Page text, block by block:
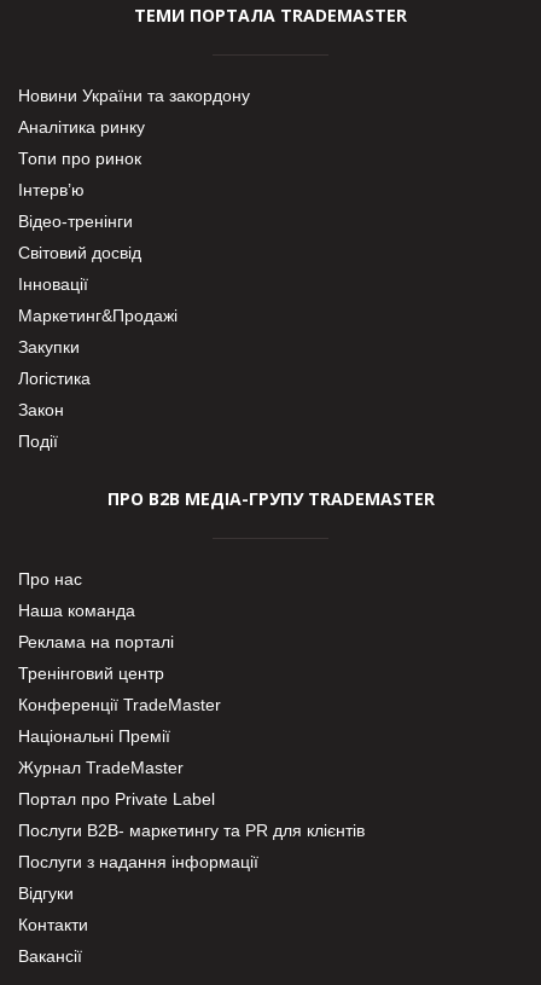
ТЕМИ ПОРТАЛА TRADEMASTER
Новини України та закордону
Аналітика ринку
Топи про ринок
Інтерв’ю
Відео-тренінги
Світовий досвід
Інновації
Маркетинг&Продажі
Закупки
Логістика
Закон
Події
ПРО В2В МЕДІА-ГРУПУ TRADEMASTER
Про нас
Наша команда
Реклама на порталі
Тренінговий центр
Конференції TradeMaster
Національні Премії
Журнал TradeMaster
Портал про Private Label
Послуги В2В- маркетингу та PR для клієнтів
Послуги з надання інформації
Відгуки
Контакти
Вакансії